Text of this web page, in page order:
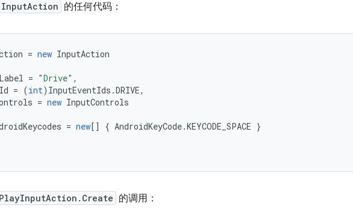
InputAction 的任何代码：
= new InputAction
= "Drive" ,
= (int) InputEventIds .DRIVE,
= new InputControls
= new[] { AndroidKeyCode.KEYCODE_SPACE }
PlayInputAction.Create 的调用：